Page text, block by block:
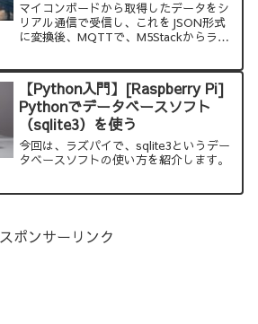
る方法
マイコンボードから取得したデータをシ
リアル通信で受信し、これをJSON形式
に変換後、MQTTで、M5Stackからラズ
【Python入門】[Raspberry Pi]
Pythonでデータベースソフト
（sqlite3）を使う
今回は、ラズパイで、sqlite3というデー
タベースソフトの使い方を紹介します。
スポンサーリンク